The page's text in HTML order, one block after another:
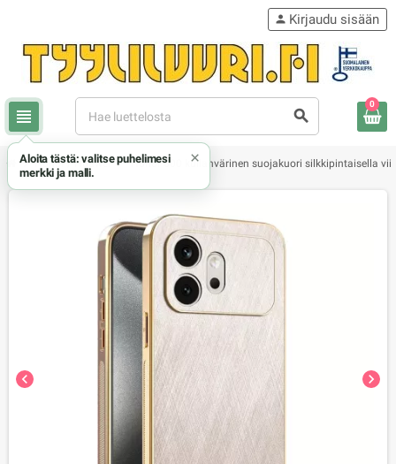
view_headline search
person Kirjaudu sisään
0
chevron_rightHonor / Huaweichevron_right Honor 600 kullanvärinen suojakuori silkkipintaisella
chevron_left chevron_right
Aloita tästä: valitse puhelimesi
merkki ja malli.
×